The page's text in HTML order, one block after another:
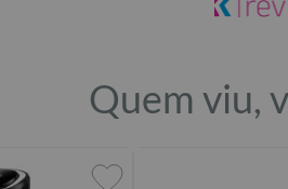
Quem viu,